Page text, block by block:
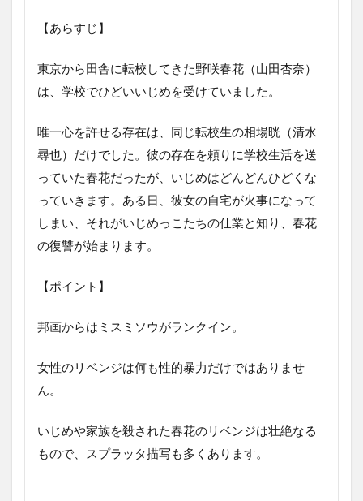
【あらすじ】
東京から田舎に転校してきた野咲春花（山田杏奈）
は、学校でひどいいじめを受けていました。
唯一心を許せる存在は、同じ転校生の相場晄（清水
尋也）だけでした。彼の存在を頼りに学校生活を送
っていた春花だったが、いじめはどんどんひどくな
っていきます。ある日、彼女の自宅が火事になって
しまい、それがいじめっこたちの仕業と知り、春花
の復讐が始まります。
【ポイント】
邦画からはミスミソウがランクイン。
女性のリベンジは何も性的暴力だけではありませ
ん。
いじめや家族を殺された春花のリベンジは壮絶なる
もので、スプラッタ描写も多くあります。